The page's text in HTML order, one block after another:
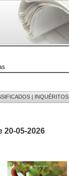
| INQUÉRITOS
20-05-2026